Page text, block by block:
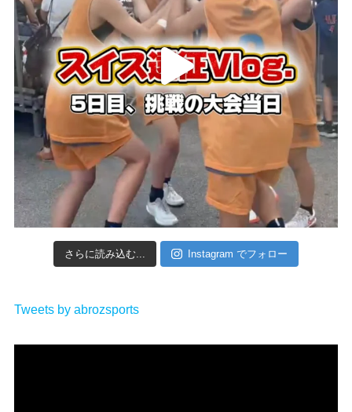
さらに読み込む... Instagram でフォロー
Tweets by abrozsports